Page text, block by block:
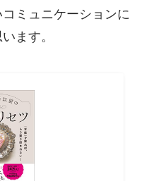
ミュニケーションに
ます。